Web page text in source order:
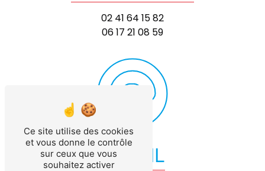
02 41 64 15 82
06 17 21 08 59
E-MAIL
Ce site utilise des cookies
et vous donne le contrôle
sur ceux que vous
souhaitez activer